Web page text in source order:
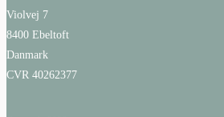
Violvej 7
8400 Ebeltoft
Danmark
CVR 40262377